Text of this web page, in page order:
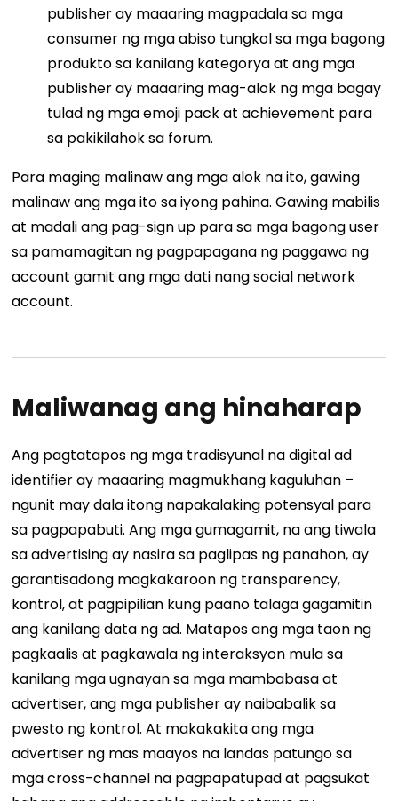
publisher ay maaaring magpadala sa mga
consumer ng mga abiso tungkol sa mga bagong
produkto sa kanilang kategorya at ang mga
publisher ay maaaring mag-alok ng mga bagay
tulad ng mga emoji pack at achievement para
sa pakikilahok sa forum.
Para maging malinaw ang mga alok na ito, gawing
malinaw ang mga ito sa iyong pahina. Gawing mabilis
at madali ang pag-sign up para sa mga bagong user
sa pamamagitan ng pagpapagana ng paggawa ng
account gamit ang mga dati nang social network
account.
Maliwanag ang hinaharap
Ang pagtatapos ng mga tradisyunal na digital ad
identifier ay maaaring magmukhang kaguluhan –
ngunit may dala itong napakalaking potensyal para
sa pagpapabuti. Ang mga gumagamit, na ang tiwala
sa advertising ay nasira sa paglipas ng panahon, ay
garantisadong magkakaroon ng transparency,
kontrol, at pagpipilian kung paano talaga gagamitin
ang kanilang data ng ad. Matapos ang mga taon ng
pagkaalis at pagkawala ng interaksyon mula sa
kanilang mga ugnayan sa mga mambabasa at
advertiser, ang mga publisher ay naibabalik sa
pwesto ng kontrol. At makakakita ang mga
advertiser ng mas maayos na landas patungo sa
mga cross-channel na pagpapatupad at pagsukat